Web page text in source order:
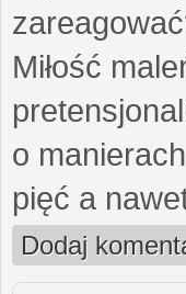
Miłość
o
pięć a
Dodaj